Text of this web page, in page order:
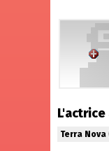
Terra Nova